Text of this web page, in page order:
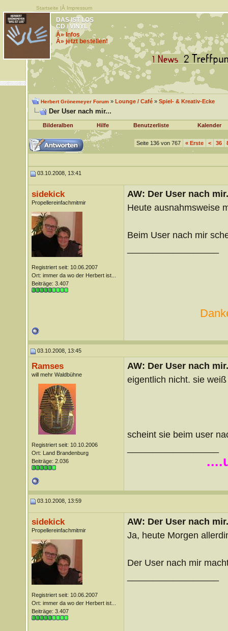
Startseite |Â Impressum
DAS IST LOS
CD / VINYL
Â» Infos
Â» jetzt bestellen!
Herbert Grönemeyer Forum» Lounge / Café» Spiel- & Kreativ-Ecke
Der User nach mir...
Bilderalben Hilfe Benutzerliste Kalender
Seite 136 von 767 «Erste < 36
03.10.2008, 13:41
sidekick
Propellereinfachmitmir
Registriert seit: 10.06.2007
Ort: immer da wo der Herbert ist...
Beiträge: 3.407
AW: Der User nach
Heute ausnahmsweise
Beim User nach mir
03.10.2008, 13:45
Ramses
will mehr Waldbühne
Registriert seit: 10.10.2006
Ort: Land Brandenburg
Beiträge: 2.036
AW: Der User nach
eigentlich nicht. sie
scheint sie beim user
03.10.2008, 13:59
sidekick
Propellereinfachmitmir
Registriert seit: 10.06.2007
Ort: immer da wo der Herbert ist...
Beiträge: 3.407
AW: Der User nach
Ja, heute Morgen
Der User nach mir